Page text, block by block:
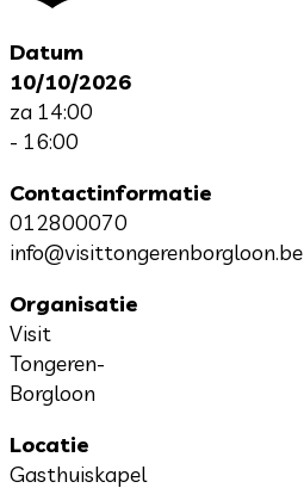
Datum
10/10/2026
za 14:00
- 16:00
Contactinformatie
012800070
info@visittongerenborgloon.be
Organisatie
Visit
Tongeren-
Borgloon
Locatie
Gasthuiskapel